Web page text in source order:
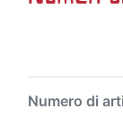
Numero di